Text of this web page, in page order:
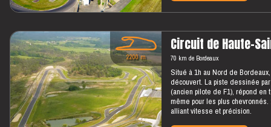
Circuit de Haute-
2200 m 70 km de Bordeaux
Situé à 1h au Nord de
découvert. La piste dessinée
(ancien pilote de F1), répond en
même pour les plus
alliant vitesse et précision.